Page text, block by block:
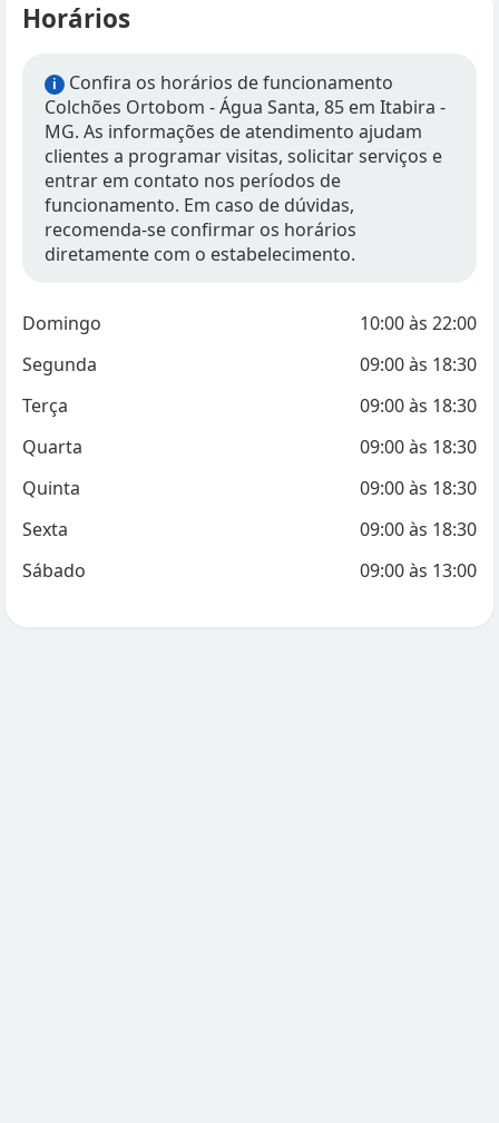
Horários
i
Confira os horários de funcionamento
Colchões Ortobom - Água Santa, 85 em Itabira -
MG. As informações de atendimento ajudam
clientes a programar visitas, solicitar serviços e
entrar em contato nos períodos de
funcionamento. Em caso de dúvidas,
recomenda-se confirmar os horários
diretamente com o estabelecimento.
Domingo 10:00às 22:00
Segunda
09:00às 18:30
Terça
09:00às 18:30
Quarta
09:00às 18:30
Quinta
09:00às 18:30
Sexta
09:00às 18:30
Sábado
09:00às 13:00